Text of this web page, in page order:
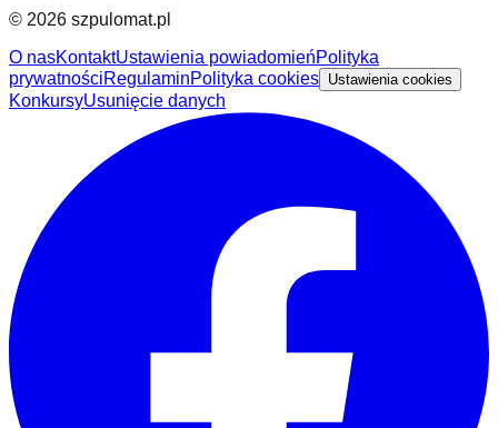
© 2026 szpulomat.pl
O nasKontaktUstawienia powiadomieńPolityka
prywatnościRegulaminPolityka cookies Ustawienia cookies
KonkursyUsunięcie danych